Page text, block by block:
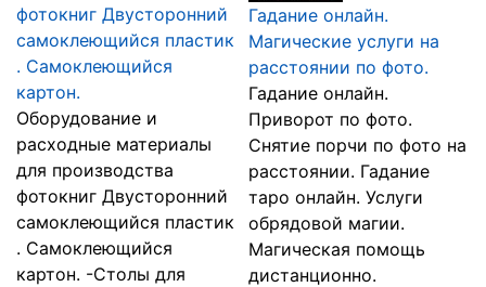
фотокниг Двусторонний
самоклеющийся пластик
. Cамоклеющийся
картон.
Оборудование и
расходные материалы
для производства
фотокниг Двусторонний
самоклеющийся пластик
. Cамоклеющийся
картон. -Столы для
Гадание онлайн.
Магические услуги на
расстоянии по фото.
Гадание онлайн.
Приворот по фото.
Снятие порчи по фото на
расстоянии. Гадание
таро онлайн. Услуги
обрядовой магии.
Магическая помощь
дистанционно.